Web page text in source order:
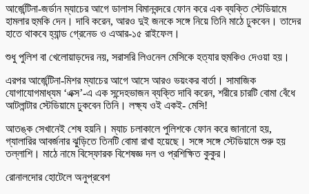
আর্জেন্টিনা-জর্ডান ম্যাচের আগে ডালাস বিমানবন্দরে ফোন করে এক ব্যক্তি স্টেডিয়ামে
হামলার হুমকি দেন। দাবি করেন, আরও দুই জনকে সঙ্গে নিয়ে তিনি মাঠে ঢুকবেন। তাদের
হাতে থাকবে হ্যান্ড গ্রেনেড ও এআর-১৫ রাইফেল।
শুধু পুলিশ বা খেলোয়াড়দের নয়, সরাসরি লিওনেল মেসিকে হত্যার হুমকিও দেওয়া হয়।
এরপর আর্জেন্টিনা-মিশর ম্যাচের আগে আসে আরও ভয়ংকর বার্তা। সামাজিক
যোগাযোগমাধ্যম ‘এক্স’-এ এক সন্দেহভাজন ব্যক্তি দাবি করেন, শরীরে চারটি বোমা বেঁধে
আটলান্টার স্টেডিয়ামে ঢুকবেন তিনি। লক্ষ্য ওই একই- মেসি!
আতঙ্ক সেখানেই শেষ হয়নি। ম্যাচ চলাকালে পুলিশকে ফোন করে জানানো হয়,
গ্যালারির আবর্জনার ঝুড়িতে তিনটি বোমা রাখা হয়েছে। সঙ্গে সঙ্গে স্টেডিয়ামে শুরু হয়
তল্লাশি। মাঠে নামে বিস্ফোরক বিশেষজ্ঞ দল ও প্রশিক্ষিত কুকুর।
রোনালদোর হোটেলে অনুপ্রবেশ